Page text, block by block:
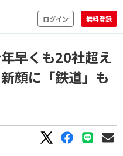
ログイン 無料登録
早くも20社超え
顔に「鉄道」も